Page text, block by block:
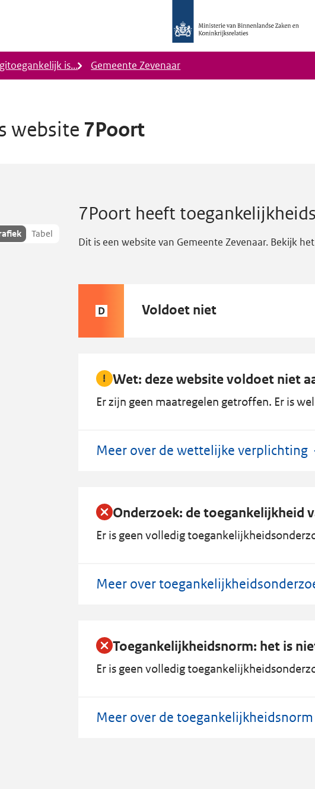
Ministerie
van
Zaken
is... Gemeente Zevenaar
website 7Poort
D.
Tabel
7Poort heeft
Dit is een website van Gemeente Zevenaar. Bekijk
Status
Voldoet niet
D
Wet: deze website voldoet niet
Er zijn geen maatregelen getroffen. Er is
Meer over de wettelijke verplichting
Onderzoek: de toegankelijkheid
Er is geen volledig
Meer over
Toegankelijkheidsnorm: het is
Er is geen volledig
Meer over de toegankelijkheidsnorm